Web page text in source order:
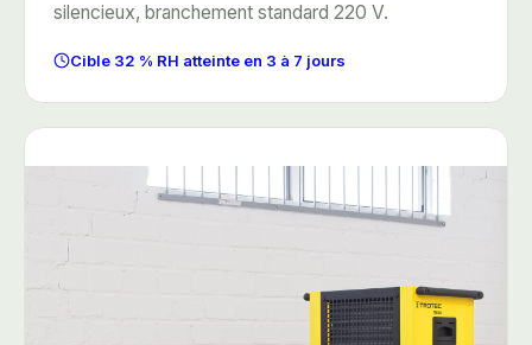
silencieux, branchement standard 220 V.
Cible 32 % RH atteinte en 3 à 7 jours